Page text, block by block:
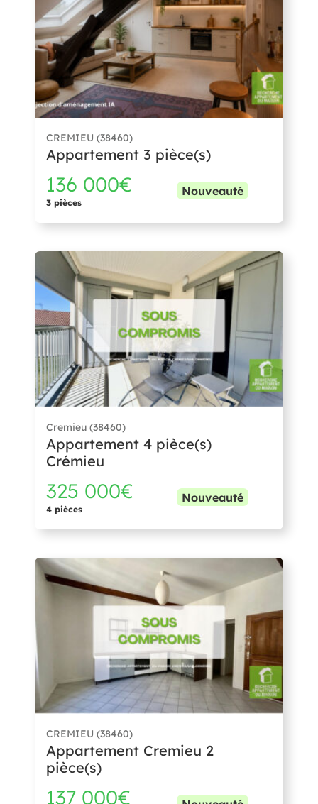
CREMIEU (38460)
Appartement 3 pièce(s)
136 000€
3 pièces
Nouveauté
Cremieu (38460)
Appartement 4 pièce(s)
Crémieu
325 000€
4 pièces
Nouveauté
CREMIEU (38460)
Appartement Cremieu 2
pièce(s)
137 000€